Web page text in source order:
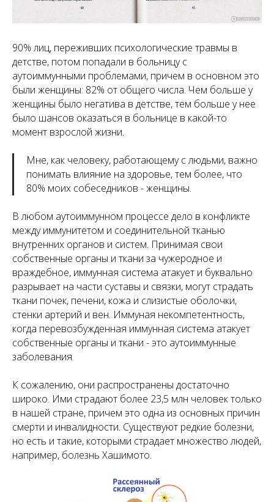
90% лиц, переживших психологические травмы в
детстве, потом попадали в больницу с
аутоиммунными проблемами, причем в основном это
были женщины: 82% от общего числа. Чем больше у
женщины было негатива в детстве, тем больше у нее
было шансов оказаться в больнице в какой-то
момент взрослой жизни.
Мне, как человеку, работающему с людьми, важно
понимать влияние на здоровье, тем более, что
80% моих собеседников - женщины.
В любом аутоиммунном процессе дело в конфликте
между иммунитетом и соединительной тканью
внутренних органов и систем. Принимая свои
собственные органы и ткани за чужеродное и
враждебное, иммунная система атакует и буквально
разрывает на части суставы и связки, могут страдать
ткани почек, печени, кожа и слизистые оболочки,
стенки артерий и вен. Иммуная некомпетентность,
когда перевозбужденная иммунная система атакует
собственные органы и ткани - это аутоиммунные
заболевания.
К сожалению, они распространены достаточно
широко. Ими страдают более 23,5 млн человек только
в нашей стране, причем это одна из основных причин
смерти и инвалидности. Существуют редкие болезни,
но есть и такие, которыми страдает множество людей,
например, болезнь Хашимото.